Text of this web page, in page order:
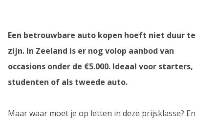
Een betrouwbare auto kopen hoeft niet duur te
zijn. In Zeeland is er nog volop aanbod van
occasions onder de €5.000. Ideaal voor starters,
studenten of als tweede auto.
Maar waar moet je op letten in deze prijsklasse? En